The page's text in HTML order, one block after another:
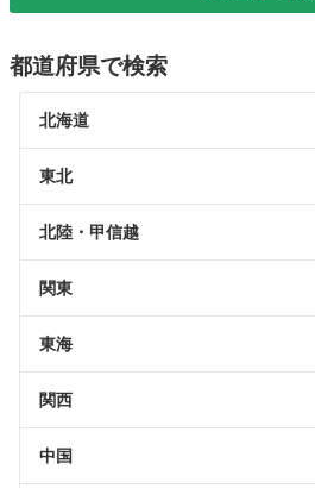
都道府県で検索
北海道
東北
北陸・甲信越
関東
東海
関西
中国